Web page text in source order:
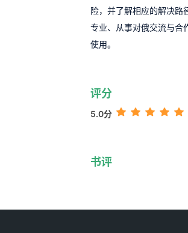
险，并了解相应的解决路
专业、从事对俄交流与合
使用。
评分
5.0分
书评